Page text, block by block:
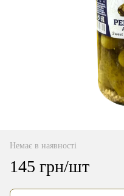
Немає в наявності
145 грн/шт